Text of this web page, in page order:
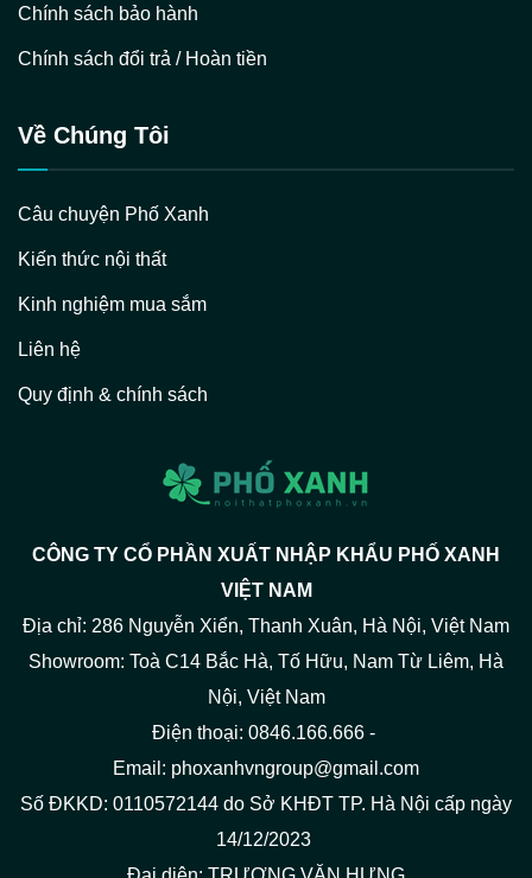
Chính sách bảo hành
Chính sách đổi trả / Hoàn tiền
Về Chúng Tôi
Câu chuyện Phố Xanh
Kiến thức nội thất
Kinh nghiệm mua sắm
Liên hệ
Quy định & chính sách
CÔNG TY CỔ PHẦN XUẤT NHẬP KHẨU PHỐ XANH
VIỆT NAM
Địa chỉ: 286 Nguyễn Xiển, Thanh Xuân, Hà Nội, Việt Nam
Showroom: Toà C14 Bắc Hà, Tố Hữu, Nam Từ Liêm, Hà
Nội, Việt Nam
Điện thoại: 0846.166.666 -
Email: phoxanhvngroup@gmail.com
Số ĐKKD: 0110572144 do Sở KHĐT TP. Hà Nội cấp ngày
14/12/2023